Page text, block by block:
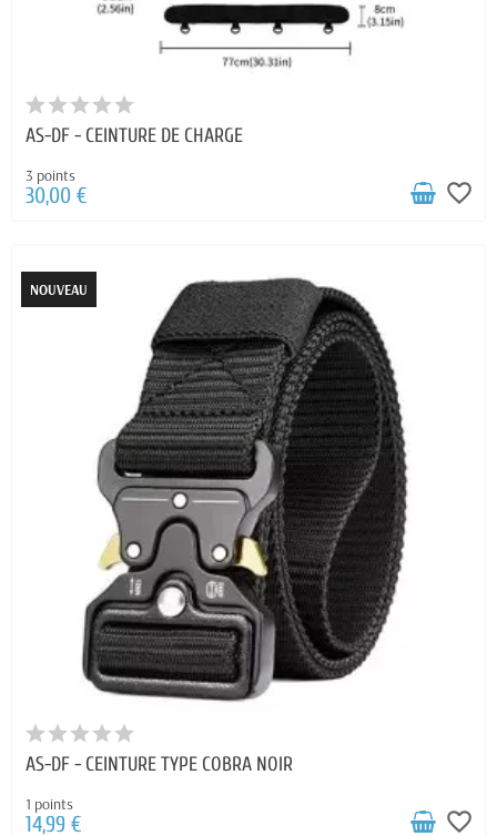
AS-DF - CEINTURE DE CHARGE
3 points
30,00 € favorite_border
NOUVEAU
AS-DF - CEINTURE TYPE COBRA NOIR
1 points
14,99 € favorite_border